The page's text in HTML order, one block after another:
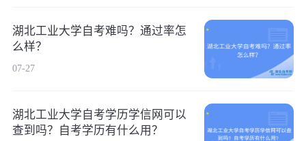
湖北工业大学自考难吗？通过率怎
么样？
07-27
湖北工业大学自考学历学信网可以
查到吗？自考学历有什么用？